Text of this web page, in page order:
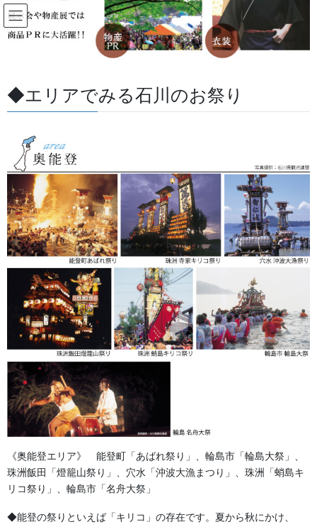
コ
ン
テ
移
動
ナ
ビ
ゲ
ン
に
安全のぼり旗
安全・防災・防犯 安全のぼり旗
交通安全POPのぼり旗
POPのぼり旗は小さくてもPR効果！
住宅街や通学路・商店街で大活躍！旗は小さくても、必
要な情報を効果的にアピールします。
夜間でも暗い交差点や道路危険箇所で高輝度反射のWチ
チテープが光って注意を促します。
◆エリアでみる石川のお祭り
《奥能登エリア》 能登町「あばれ祭り」、輪島市「輪島大祭」、
珠洲飯田「燈籠山祭り」、穴水「沖波大漁まつり」、珠洲「蛸島キ
リコ祭り」、輪島市「名舟大祭」
◆能登の祭りといえば「キリコ」の存在です。夏から秋にかけ、